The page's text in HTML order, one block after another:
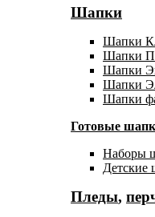
Шапки
Шапки
Шапки
Шапки
Шапки
Шапки
Готовые
Наборы
Детские
Пледы,